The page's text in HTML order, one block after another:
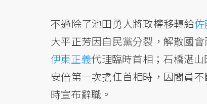
不過除了池田勇人將政權移轉給
大平正芳因自民黨分裂，解散國
伊東正義代理臨時首相；石橋湛
安倍第一次擔任首相時，因閣員
時宣布辭職。